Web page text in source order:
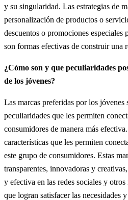
y su singularidad. Las estrategias de
personalización de productos o
descuentos o promociones especiales
son formas efectivas de construir una
¿Cómo son y que peculiaridades
de los jóvenes?
Las marcas preferidas por los jóvenes
peculiaridades que les permiten
consumidores de manera más
características que les permiten
este grupo de consumidores. Estas
transparentes, innovadoras y
y efectiva en las redes sociales y
que logran satisfacer las necesidades